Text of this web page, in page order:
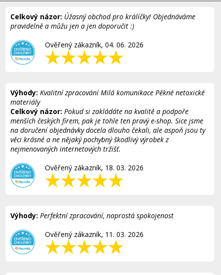
Celkový názor: Úžasný obchod pro králíčky! Objednáváme
pravidelně a můžu jen a jen doporučit :)
Ověřený zákazník, 04. 06. 2026
Výhody: Kvalitní zpracování Milá komunikace Pěkné netoxické
materiály
Celkový názor: Pokud si zakládáte na kvalitě a podpoře
menších českých firem, pak je tohle ten pravý e-shop. Sice jsme
na doručení objednávky docela dlouho čekali, ale aspoň jsou ty
věci krásné a ne nějaký pochybný škodlivý výrobek z
nejmenovaných internetových tržišť.
Ověřený zákazník, 18. 03. 2026
Výhody: Perfektní zpracování, naprostá spokojenost
Ověřený zákazník, 11. 03. 2026